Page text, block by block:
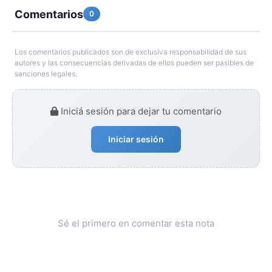
Comentarios 0
Los comentarios publicados son de exclusiva responsabilidad de sus
autores y las consecuencias derivadas de ellos pueden ser pasibles de
sanciones legales.
Iniciá sesión para dejar tu comentario
Iniciar sesión
Sé el primero en comentar esta nota